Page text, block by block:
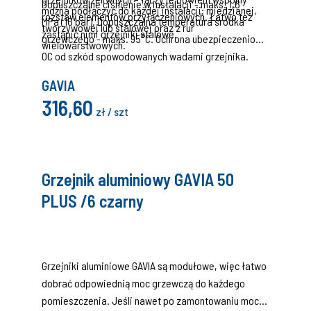
rozstaw elementów przyłączeniowych. Łatwo też
zastąpić nimi grzejniki stalowe.
można podłączyć do każdej instalacji: miedzianej,
tworzywowej lub stalowej oraz z rur
wielowarstwowych.
Dopuszczalne ciśnienie w instalacji - maks. 1,6
MPa (16 bar). Dopuszczalna temperatura środka
grzewczego - maks. 95°C. Ochrona ubezpieczeniowa
OC od szkód spowodowanych wadami grzejnika.
GAVIA
316,60 zł / szt
Grzejnik aluminiowy GAVIA 50
PLUS /6 czarny
Grzejniki aluminiowe GAVIA są modułowe, więc łatwo
dobrać odpowiednią moc grzewczą do każdego
pomieszczenia. Jeśli nawet po zamontowaniu moc